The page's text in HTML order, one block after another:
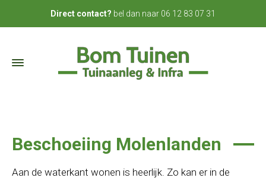
Direct contact? bel dan naar 06 12 83 07 31
Beschoeiing Molenlanden
Aan de waterkant wonen is heerlijk. Zo kan er in de